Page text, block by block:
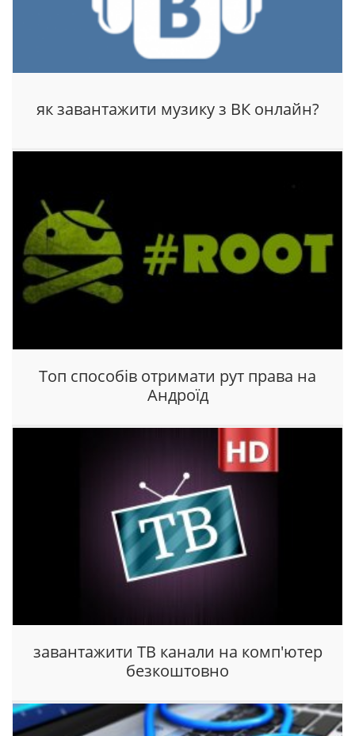
як завантажити музику з ВК онлайн?
Топ способів отримати рут права на
Андроїд
завантажити ТВ канали на комп'ютер
безкоштовно